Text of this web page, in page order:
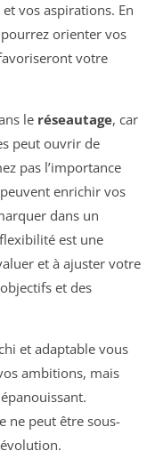
et vos aspirations. En
orienter vos
votre
le réseautage, car
peut ouvrir de
pas l’importance
enrichir vos
dans un
est une
et à ajuster votre
et des
et adaptable vous
ambitions, mais
ne peut être sous-